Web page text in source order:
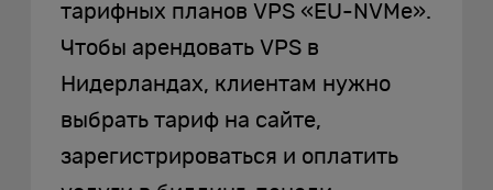
тарифных планов VPS «EU-NVMe».
Чтобы арендовать VPS в
Нидерландах, клиентам нужно
выбрать тариф на сайте,
зарегистрироваться и оплатить